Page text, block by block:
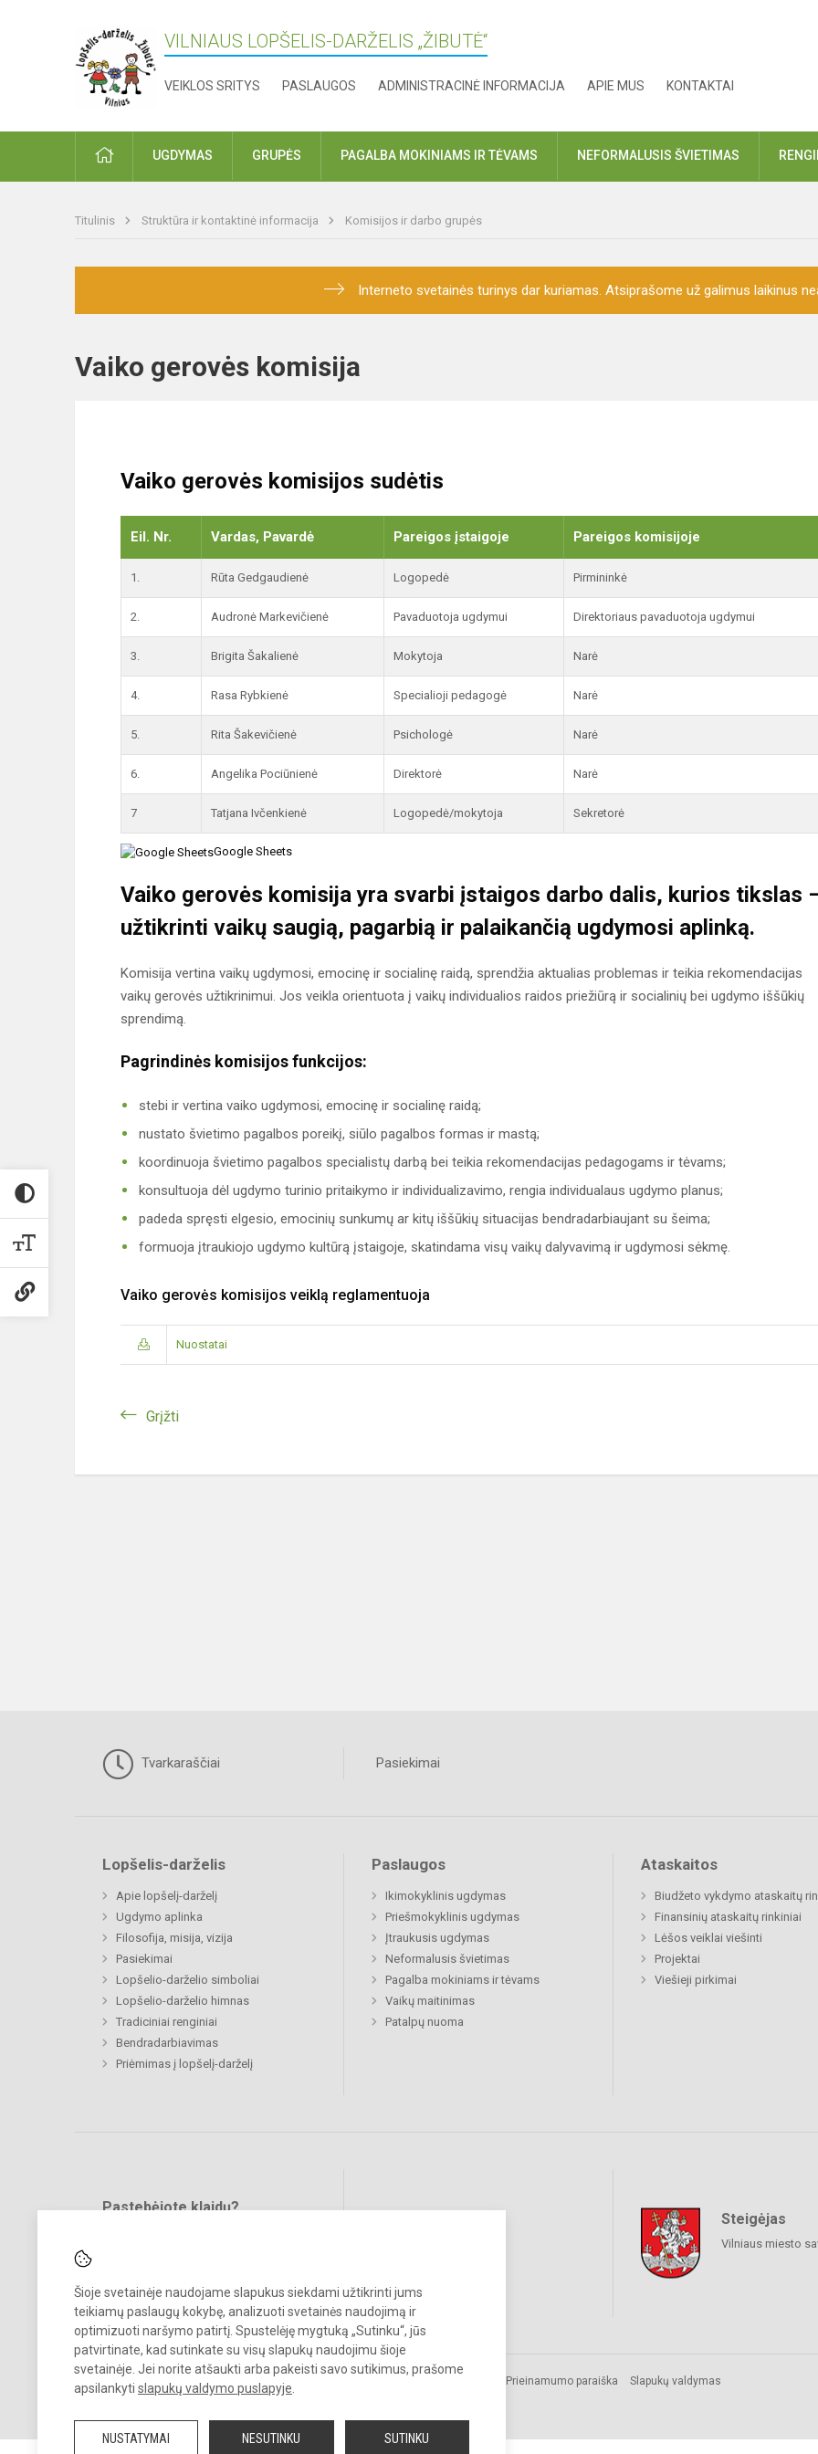
Šioje svetainėje naudojame slapukus siekdami užtikrinti jums
teikiamų paslaugų kokybę, analizuoti svetainės naudojimą ir
optimizuoti naršymo patirtį. Spustelėję mygtuką „Sutinku“, jūs
patvirtinate, kad sutinkate su visų slapukų naudojimu šioje
svetainėje. Jei norite atšaukti arba pakeisti savo sutikimus, prašome
apsilankyti slapukų valdymo puslapyje
NUSTATYMAI NESUTINKU SUTINKU
VILNIAUS LOPŠELIS-DARŽELIS „ŽIBUTĖ“
VEIKLOS SRITYS PASLAUGOS ADMINISTRACINĖ INFORMACIJA APIE MUS KONTAKTAI
PRADŽIAUGDYMAS GRUPĖS PAGALBA MOKINIAMS IR TĖVAMS NEFORMALUSIS ŠVIETIMAS
Titulinis Struktūra ir kontaktinė informacija Komisijos ir darbo grupės
Interneto svetainės turinys dar kuriamas. Atsiprašome už galimus laikinus
Vaiko gerovės komisija
Vaiko gerovės komisijos sudėtis
Eil. Nr. Vardas, Pavardė Pareigos įstaigoje Pareigos komisijoje
1. Rūta Gedgaudienė Logopedė Pirmininkė
2. Audronė Markevičienė Pavaduotoja ugdymui Direktoriaus pavaduotoja ugdymui
3. Brigita Šakalienė Mokytoja Narė
4. Rasa Rybkienė Specialioji pedagogė Narė
5. Rita Šakevičienė Psichologė Narė
6. Angelika Pociūnienė Direktorė Narė
7 Tatjana Ivčenkienė Logopedė/mokytoja Sekretorė
Google Sheets
Vaiko gerovės komisija yra svarbi įstaigos darbo dalis, kurios tikslas
užtikrinti vaikų saugią, pagarbią ir palaikančią ugdymosi aplinką.
Komisija vertina vaikų ugdymosi, emocinę ir socialinę raidą, sprendžia aktualias problemas ir teikia rekomendacijas
vaikų gerovės užtikrinimui. Jos veikla orientuota į vaikų individualios raidos priežiūrą ir socialinių bei ugdymo iššūkių
sprendimą.
Pagrindinės komisijos funkcijos:
stebi ir vertina vaiko ugdymosi, emocinę ir socialinę raidą;
nustato švietimo pagalbos poreikį, siūlo pagalbos formas ir mastą;
koordinuoja švietimo pagalbos specialistų darbą bei teikia rekomendacijas pedagogams ir tėvams;
konsultuoja dėl ugdymo turinio pritaikymo ir individualizavimo, rengia individualaus ugdymo planus;
padeda spręsti elgesio, emocinių sunkumų ar kitų iššūkių situacijas bendradarbiaujant su šeima;
formuoja įtraukiojo ugdymo kultūrą įstaigoje, skatindama visų vaikų dalyvavimą ir ugdymosi sėkmę.
Vaiko gerovės komisijos veiklą reglamentuoja
Nuostatai
Grįžti
Tvarkaraščiai Pasiekimai
Lopšelis-darželis
Apie lopšelį-darželį
Ugdymo aplinka
Filosofija, misija, vizija
Pasiekimai
Lopšelio-darželio simboliai
Lopšelio-darželio himnas
Tradiciniai renginiai
Bendradarbiavimas
Priėmimas į lopšelį-darželį
Paslaugos
Ikimokyklinis ugdymas
Priešmokyklinis ugdymas
Įtraukusis ugdymas
Neformalusis švietimas
Pagalba mokiniams ir tėvams
Vaikų maitinimas
Patalpų nuoma
Ataskaitos
Biudžeto vykdymo ataskaitų
Finansinių ataskaitų rinkiniai
Lėšos veiklai viešinti
Projektai
Viešieji pirkimai
Pastebėjote klaidų?
Steigėjas
Vilniaus miesto
© 2025. Vilniaus lopšelis-darželis „Žibutė“. Visos teisės saugomos.
Kopijuoti turinį be raštiško įstaigos administracijos sutikimo griežtai
Prieinamumo paraiška Slapukų valdymas